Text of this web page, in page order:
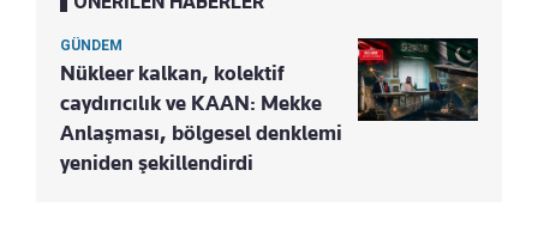
GÜNDEM
Nükleer kalkan, kolektif
caydırıcılık ve KAAN: Mekke
Anlaşması, bölgesel denklemi
yeniden şekillendirdi